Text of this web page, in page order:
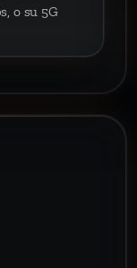
o su 5G